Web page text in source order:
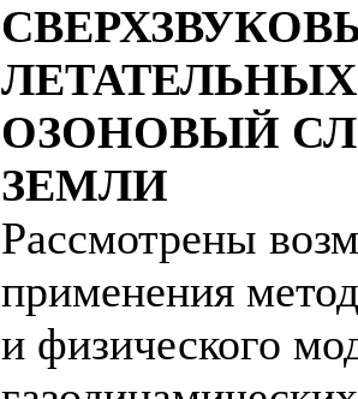
ОЗОНОВЫЙ
ЗЕМЛИ
Рассмотрены
применения
и физического